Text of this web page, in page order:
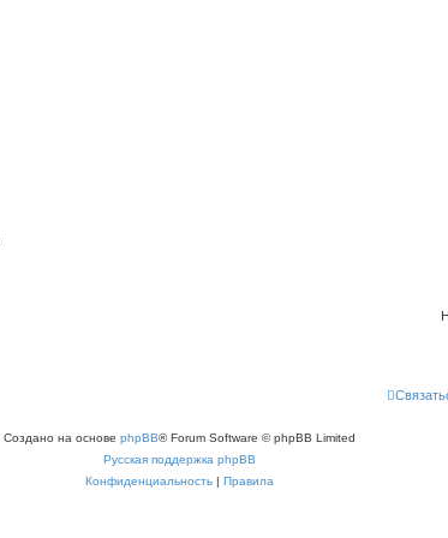
Создано на основе phpBB® Forum Software © phpBB Limited
Русская поддержка phpBB
Конфиденциальность| Правила